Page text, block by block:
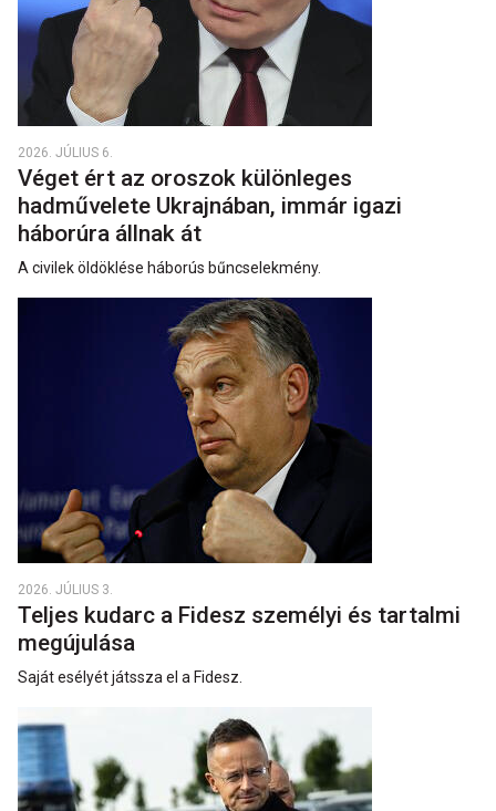
2026. JÚLIUS 6.
Véget ért az oroszok különleges
hadművelete Ukrajnában, immár igazi
háborúra állnak át
A civilek öldöklése háborús bűncselekmény.
2026. JÚLIUS 3.
Teljes kudarc a Fidesz személyi és tartalmi
megújulása
Saját esélyét játssza el a Fidesz.